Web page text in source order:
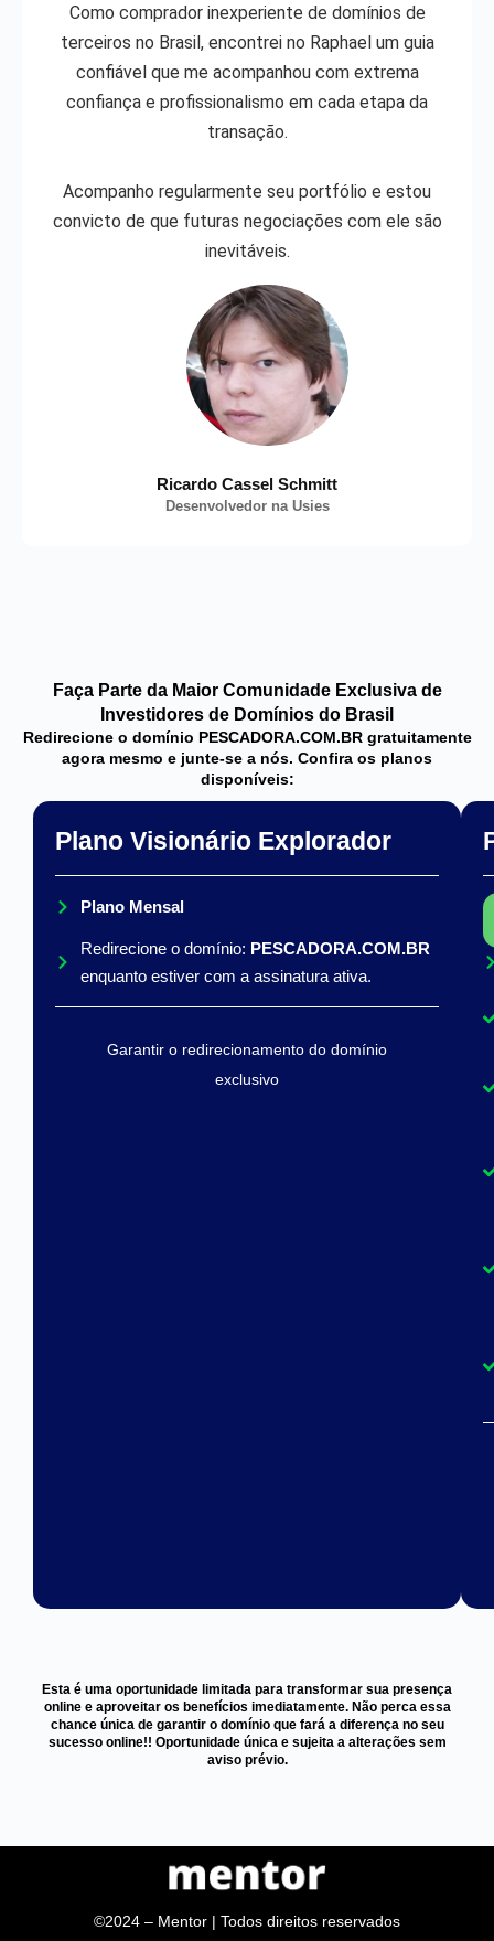
Como comprador inexperiente de domínios de
terceiros no Brasil, encontrei no Raphael um guia
confiável que me acompanhou com extrema
confiança e profissionalismo em cada etapa da
transação.
Acompanho regularmente seu portfólio e estou
convicto de que futuras negociações com ele são
inevitáveis.
Ricardo Cassel Schmitt
Desenvolvedor na Usies
Faça Parte da Maior Comunidade Exclusiva de
Investidores de Domínios do Brasil
Redirecione o domínio PESCADORA.COM.BR gratuitamente
agora mesmo e junte-se a nós. Confira os planos
disponíveis:
Plano Visionário Explorador
Plano Mensal
Redirecione o domínio: PESCADORA.COM.BR
enquanto estiver com a assinatura ativa.
Garantir o redirecionamento do domínio
exclusivo
Esta é uma oportunidade limitada para transformar sua presença
online e aproveitar os benefícios imediatamente. Não perca essa
chance única de garantir o domínio que fará a diferença no seu
sucesso online!! Oportunidade única e sujeita a alterações sem
aviso prévio.
©2024 – Mentor | Todos direitos reservados